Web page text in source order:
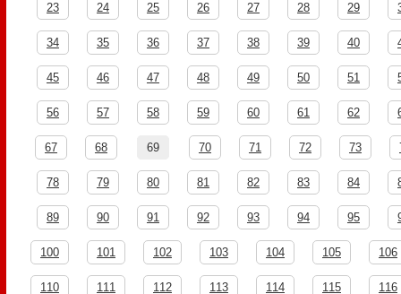
23 24 25 26 27 28 29
34 35 36 37 38 39 40
45 46 47 48 49 50 51
56 57 58 59 60 61 62
67 68 69 70 71 72 73
78 79 80 81 82 83 84
89 90 91 92 93 94 95
100 101 102 103 104 105 106
110 111 112 113 114 115 116